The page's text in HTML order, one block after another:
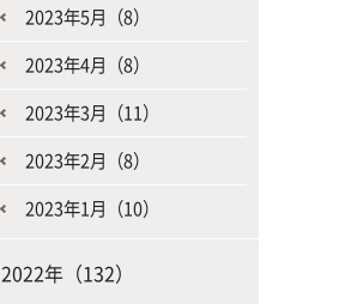
2023年5月（8）
2023年4月（8）
2023年3月（11）
2023年2月（8）
2023年1月（10）
2022年（132）